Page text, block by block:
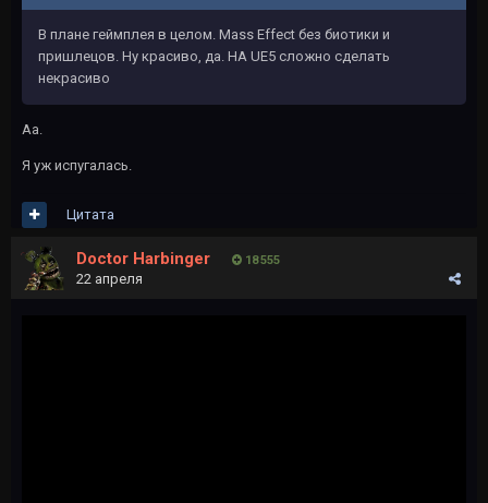
В плане геймплея в целом. Mass Effect без биотики и
пришлецов. Ну красиво, да. НА UE5 сложно сделать
некрасиво
Аа.
Я уж испугалась.
Цитата
Doctor Harbinger 18 555
22 апреля